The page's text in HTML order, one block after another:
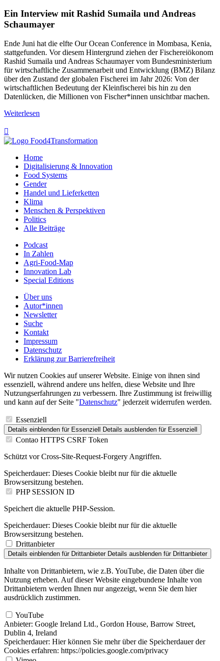
Ein Interview mit Rashid Sumaila und Andreas
Schaumayer
Ende Juni hat die elfte Our Ocean Conference in Mombasa, Kenia,
stattgefunden. Vor diesem Hintergrund ziehen der Fischereiökonom
Rashid Sumaila und Andreas Schaumayer vom Bundesministerium
für wirtschaftliche Zusammenarbeit und Entwicklung (BMZ) Bilanz
über den Zustand der globalen Fischerei im Jahr 2026: Von der
wirtschaftlichen Bedeutung der Kleinfischerei bis hin zu den
Datenlücken, die Millionen von Fischer*innen unsichtbar machen.
Weiterlesen

Home
Digitalisierung & Innovation
Food Systems
Gender
Handel und Lieferketten
Klima
Menschen & Perspektiven
Politics
Alle Beiträge
Podcast
In Zahlen
Agri-Food-Map
Innovation Lab
Special Editions
Über uns
Autor*innen
Newsletter
Suche
Kontakt
Impressum
Datenschutz
Erklärung zur Barrierefreiheit
Wir nutzen Cookies auf unserer Website. Einige von ihnen sind
essenziell, während andere uns helfen, diese Website und Ihre
Nutzungserfahrungen zu verbessern. Ihre Zustimmung ist freiwillig
und kann auf der Seite "Datenschutz" jederzeit widerrufen werden.
Essenziell
Details einblenden für Essenziell Details ausblenden für Essenziell
Contao HTTPS CSRF Token
Schützt vor Cross-Site-Request-Forgery Angriffen.
Speicherdauer: Dieses Cookie bleibt nur für die aktuelle
Browsersitzung bestehen.
PHP SESSION ID
Speichert die aktuelle PHP-Session.
Speicherdauer: Dieses Cookie bleibt nur für die aktuelle
Browsersitzung bestehen.
Drittanbieter
Details einblenden für Drittanbieter Details ausblenden für Drittanbieter
Inhalte von Drittanbietern, wie z.B. YouTube, die Daten über die
Nutzung erheben. Auf dieser Website eingebundene Inhalte von
Drittanbietern werden Ihnen nur angezeigt, wenn Sie dem hier
ausdrücklich zustimmen.
YouTube
Anbieter: Google Ireland Ltd., Gordon House, Barrow Street,
Dublin 4, Ireland
Speicherdauer: Hier können Sie mehr über die Speicherdauer der
Cookies erfahren: https://policies.google.com/privacy